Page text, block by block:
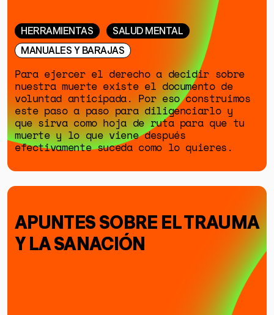
GÉNERO
DERECHOS HUMANOS
SALUD MENTAL
EMERGENCIA CLIMÁTICA
SOBRE MUTANTE
HERRAMIENTAS
SALUD MENTAL
MANUALES Y BARAJAS
Para ejercer el derecho a decidir sobre
nuestra muerte existe el documento de
voluntad anticipada. Por eso construimos
este paso a paso para diligenciarlo y
que sirva como hoja de ruta para que tu
muerte y lo que viene después
efectivamente suceda como lo quieres.
APUNTES SOBRE EL TRAUMA
Y LA SANACIÓN